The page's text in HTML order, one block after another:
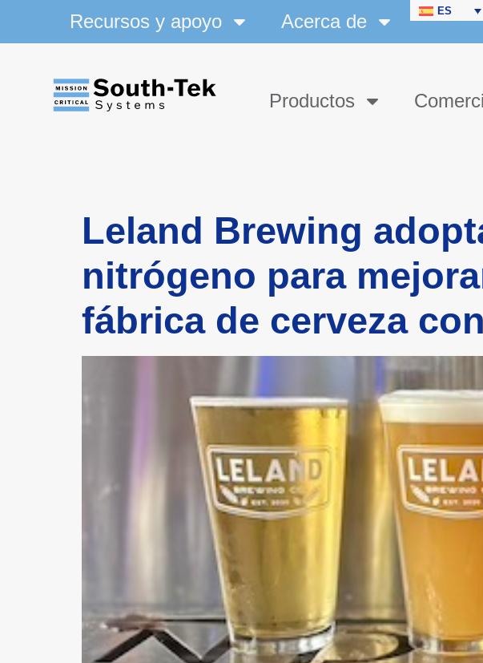
Recursos y apoyo Acerca de ES
Productos
Leland Brewing
nitrógeno para
fábrica de cerveza